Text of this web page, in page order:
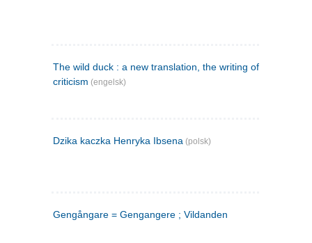
The wild duck : a new translation, the writing of the play,
criticism (engelsk)
Dzika kaczka Henryka Ibsena (polsk)
Gengångare = Gengangere ; Vildanden